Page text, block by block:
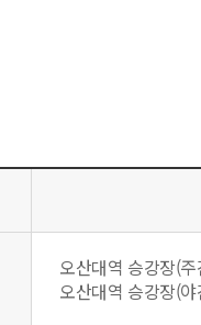
오산대역 승강장(
오산대역 승강장(